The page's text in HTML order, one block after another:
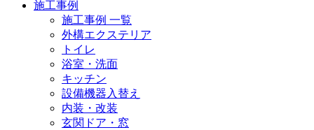
施工事例
施工事例 一覧
外構エクステリア
トイレ
浴室・洗面
キッチン
設備機器入替え
内装・改装
玄関ドア・窓